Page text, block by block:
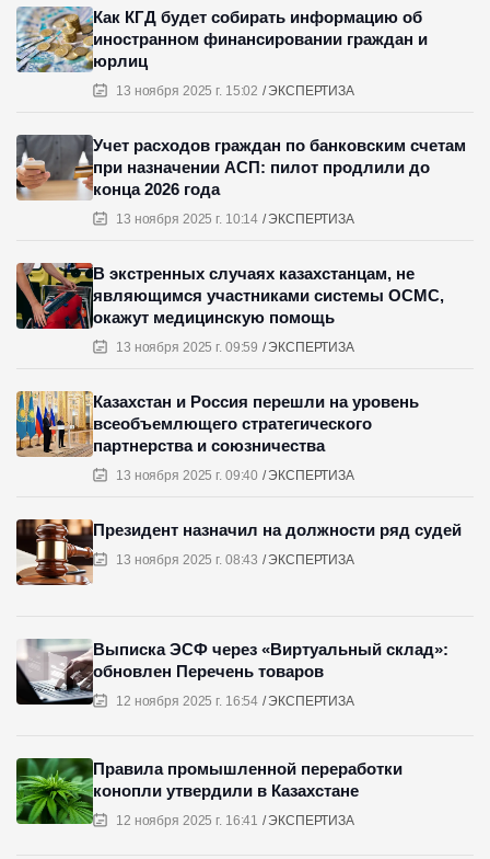
13 ноября 2025 г. 15:02 ЭКСПЕРТИЗА
Как КГД будет собирать информацию об
иностранном финансировании граждан и
юрлиц
13 ноября 2025 г. 10:14 ЭКСПЕРТИЗА
Учет расходов граждан по банковским счетам
при назначении АСП: пилот продлили до
конца 2026 года
13 ноября 2025 г. 09:59 ЭКСПЕРТИЗА
В экстренных случаях казахстанцам, не
являющимся участниками системы ОСМС,
окажут медицинскую помощь
13 ноября 2025 г. 09:40 ЭКСПЕРТИЗА
Казахстан и Россия перешли на уровень
всеобъемлющего стратегического
партнерства и союзничества
13 ноября 2025 г. 08:43 ЭКСПЕРТИЗА
Президент назначил на должности ряд судей
12 ноября 2025 г. 16:54 ЭКСПЕРТИЗА
Выписка ЭСФ через «Виртуальный склад»:
обновлен Перечень товаров
12 ноября 2025 г. 16:41 ЭКСПЕРТИЗА
Правила промышленной переработки
конопли утвердили в Казахстане